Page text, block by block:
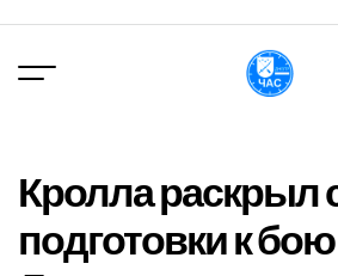
вмісту
Кролла раскрыл
подготовки к